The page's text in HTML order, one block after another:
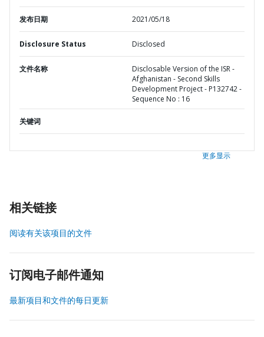
发布日期 2021/05/18
Disclosure Status Disclosed
文件名称
Disclosable Version of the ISR -
Afghanistan - Second Skills
Development Project - P132742 -
Sequence No : 16
关键词
更多显示
相关链接
阅读有关该项目的文件
订阅电子邮件通知
最新项目和文件的每日更新